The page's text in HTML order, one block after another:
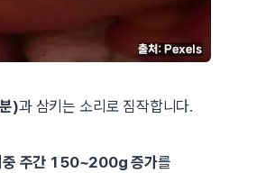
)과 삼키는 소리로 짐작합니다.
중 주간 150~200g 증가를